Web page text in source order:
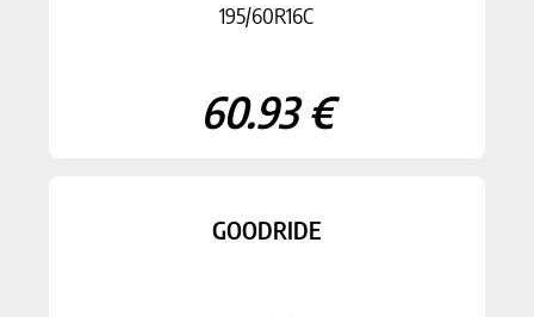
195/60R16C
60.93 €
GOODRIDE